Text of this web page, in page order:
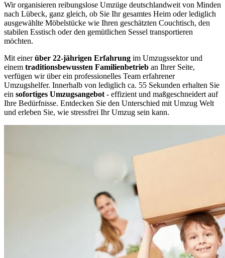
Wir organisieren reibungslose Umzüge deutschlandweit von Minden
nach Lübeck, ganz gleich, ob Sie Ihr gesamtes Heim oder lediglich
ausgewählte Möbelstücke wie Ihren geschätzten Couchtisch, den
stabilen Esstisch oder den gemütlichen Sessel transportieren
möchten.
Mit einerüber 22-jährigen Erfahrung im Umzugssektor und
einem traditionsbewussten Familienbetrieb an Ihrer Seite,
verfügen wir über ein professionelles Team erfahrener
Umzugshelfer. Innerhalb von lediglich ca. 55 Sekunden erhalten Sie
ein sofortiges Umzugsangebot - effizient und maßgeschneidert auf
Ihre Bedürfnisse. Entdecken Sie den Unterschied mit Umzug Welt
und erleben Sie, wie stressfrei Ihr Umzug sein kann.